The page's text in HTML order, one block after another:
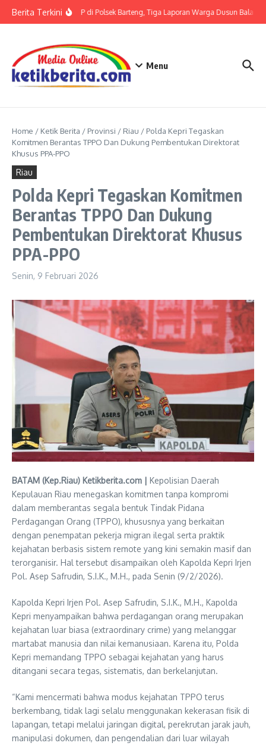
Berita TerkiniTerkait LP di Polsek Barteng, Tiga Laporan Warga Dusun Balaka
Menu
Home / Ketik Berita / Provinsi / Riau / Polda Kepri Tegaskan
Komitmen Berantas TPPO Dan Dukung Pembentukan Direktorat
Khusus PPA-PPO
Riau
Polda Kepri Tegaskan Komitmen
Berantas TPPO Dan Dukung
Pembentukan Direktorat Khusus
PPA-PPO
Senin, 9 Februari 2026
BATAM (Kep.Riau) Ketikberita.com | Kepolisian Daerah
Kepulauan Riau menegaskan komitmen tanpa kompromi
dalam memberantas segala bentuk Tindak Pidana
Perdagangan Orang (TPPO), khususnya yang berkaitan
dengan penempatan pekerja migran ilegal serta praktik
kejahatan berbasis sistem remote yang kini semakin masif dan
terorganisir. Hal tersebut disampaikan oleh Kapolda Kepri Irjen
Pol. Asep Safrudin, S.I.K., M.H., pada Senin (9/2/2026).
Kapolda Kepri Irjen Pol. Asep Safrudin, S.I.K., M.H., Kapolda
Kepri menyampaikan bahwa perdagangan orang merupakan
kejahatan luar biasa (extraordinary crime) yang melanggar
martabat manusia dan nilai kemanusiaan. Karena itu, Polda
Kepri memandang TPPO sebagai kejahatan yang harus
ditangani secara tegas, sistematis, dan berkelanjutan.
“Kami mencermati bahwa modus kejahatan TPPO terus
berkembang, tidak lagi selalu menggunakan kekerasan fisik di
lapangan, tetapi melalui jaringan digital, perekrutan jarak jauh,
manipulasi dokumen, dan pengendalian dari luar wilayah